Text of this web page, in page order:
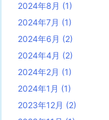
2024年8月 (1)
2024年7月 (1)
2024年6月 (2)
2024年4月 (2)
2024年2月 (1)
2024年1月 (1)
2023年12月 (2)